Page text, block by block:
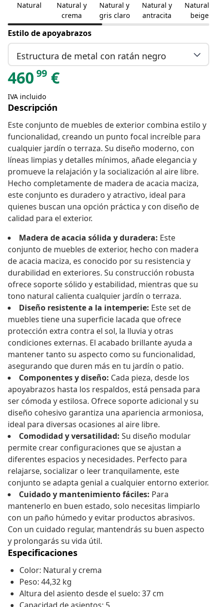
Natural
Natural y
crema
Natural y
gris claro
Natural y
antracita
Natural y
beige
Estilo de apoyabrazos
Estructura de metal con ratán negro
46099 €
IVA incluido
Descripción
Este conjunto de muebles de exterior combina estilo y
funcionalidad, creando un punto focal increíble para
cualquier jardín o terraza. Su diseño moderno, con
líneas limpias y detalles mínimos, añade elegancia y
promueve la relajación y la socialización al aire libre.
Hecho completamente de madera de acacia maciza,
este conjunto es duradero y atractivo, ideal para
quienes buscan una opción práctica y con diseño de
calidad para el exterior.
Madera de acacia sólida y duradera: Este
conjunto de muebles de exterior, hecho con madera
de acacia maciza, es conocido por su resistencia y
durabilidad en exteriores. Su construcción robusta
ofrece soporte sólido y estabilidad, mientras que su
tono natural calienta cualquier jardín o terraza.
Diseño resistente a la intemperie: Este set de
muebles tiene una superficie lacada que ofrece
protección extra contra el sol, la lluvia y otras
condiciones externas. El acabado brillante ayuda a
mantener tanto su aspecto como su funcionalidad,
asegurando que duren más en tu jardín o patio.
Componentes y diseño: Cada pieza, desde los
apoyabrazos hasta los respaldos, está pensada para
ser cómoda y estilosa. Ofrece soporte adicional y su
diseño cohesivo garantiza una apariencia armoniosa,
ideal para diversas ocasiones al aire libre.
Comodidad y versatilidad: Su diseño modular
permite crear configuraciones que se ajustan a
diferentes espacios y necesidades. Perfecto para
relajarse, socializar o leer tranquilamente, este
conjunto se adapta genial a cualquier entorno exterior.
Cuidado y mantenimiento fáciles: Para
mantenerlo en buen estado, solo necesitas limpiarlo
con un paño húmedo y evitar productos abrasivos.
Con un cuidado regular, mantendrás su buen aspecto
y prolongarás su vida útil.
Especificaciones
Color: Natural y crema
Peso: 44,32 kg
Altura del asiento desde el suelo: 37 cm